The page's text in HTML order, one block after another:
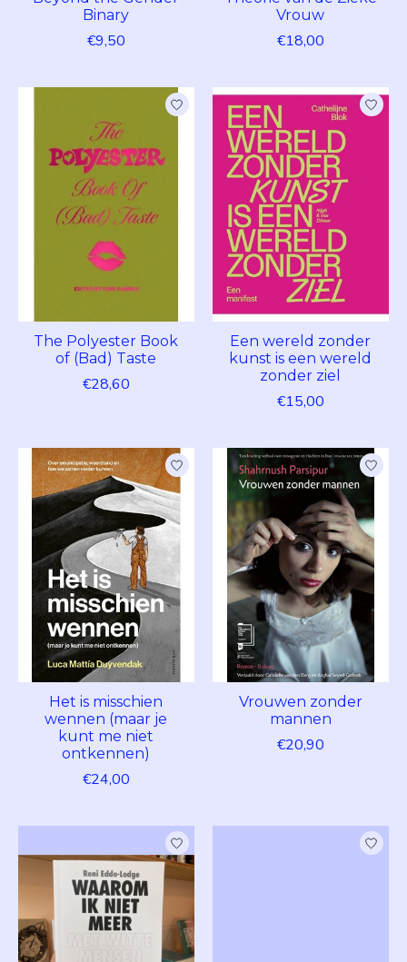
Binary
€9,50
Vrouw
€18,00
The Polyester Book
of (Bad) Taste
€28,60
Een wereld zonder
kunst is een wereld
zonder ziel
€15,00
Het is misschien
wennen (maar je
kunt me niet
ontkennen)
€24,00
Vrouwen zonder
mannen
€20,90